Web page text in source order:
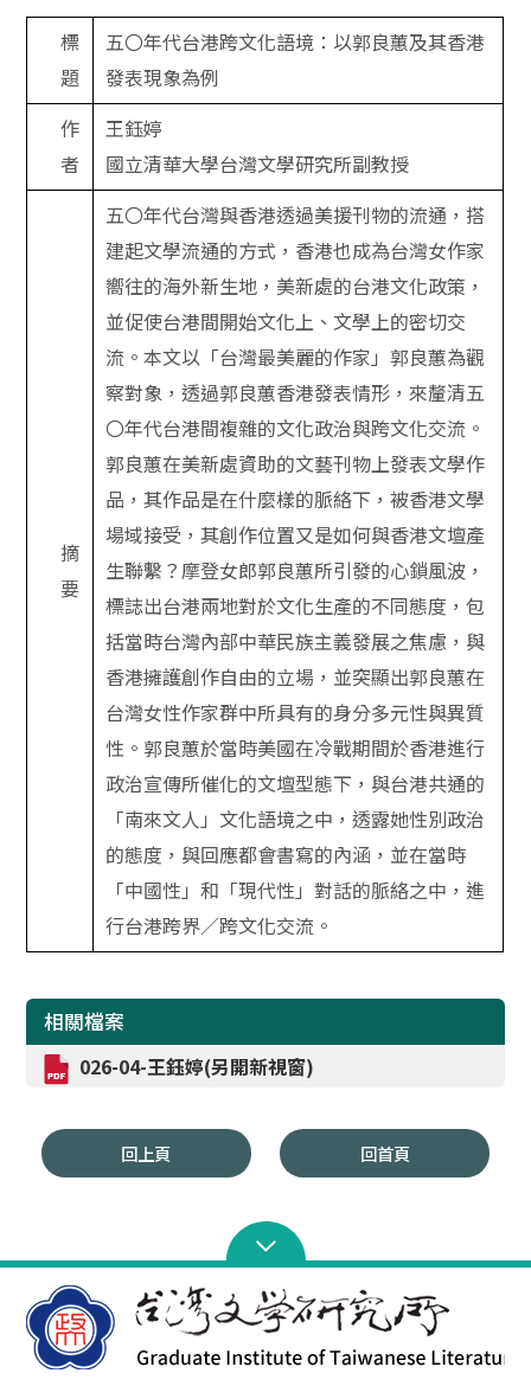
標
題
五〇年代台港跨文化語境：以郭良蕙及其香港
發表現象為例
作
者
王鈺婷
國立清華大學台灣文學研究所副教授
摘
要
五〇年代台灣與香港透過美援刊物的流通，搭
建起文學流通的方式，香港也成為台灣女作家
嚮往的海外新生地，美新處的台港文化政策，
並促使台港間開始文化上、文學上的密切交
流。本文以「台灣最美麗的作家」郭良蕙為觀
察對象，透過郭良蕙香港發表情形，來釐清五
〇年代台港間複雜的文化政治與跨文化交流。
郭良蕙在美新處資助的文藝刊物上發表文學作
品，其作品是在什麼樣的脈絡下，被香港文學
場域接受，其創作位置又是如何與香港文壇產
生聯繫？摩登女郎郭良蕙所引發的心鎖風波，
標誌出台港兩地對於文化生產的不同態度，包
括當時台灣內部中華民族主義發展之焦慮，與
香港擁護創作自由的立場，並突顯出郭良蕙在
台灣女性作家群中所具有的身分多元性與異質
性。郭良蕙於當時美國在冷戰期間於香港進行
政治宣傳所催化的文壇型態下，與台港共通的
「南來文人」文化語境之中，透露她性別政治
的態度，與回應都會書寫的內涵，並在當時
「中國性」和「現代性」對話的脈絡之中，進
行台港跨界／跨文化交流。
相關檔案
026-04-王鈺婷(另開新視窗)
回上頁 回首頁